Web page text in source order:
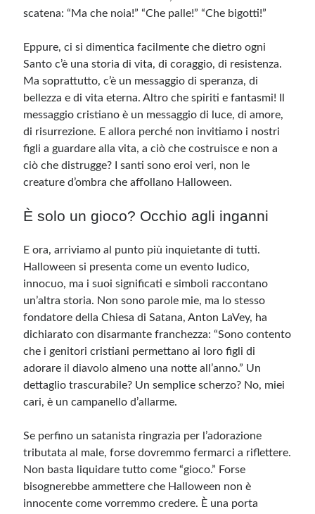
scatena: “Ma che noia!” “Che palle!” “Che bigotti!”
Eppure, ci si dimentica facilmente che dietro ogni
Santo c’è una storia di vita, di coraggio, di resistenza.
Ma soprattutto, c’è un messaggio di speranza, di
bellezza e di vita eterna. Altro che spiriti e fantasmi! Il
messaggio cristiano è un messaggio di luce, di amore,
di risurrezione. E allora perché non invitiamo i nostri
figli a guardare alla vita, a ciò che costruisce e non a
ciò che distrugge? I santi sono eroi veri, non le
creature d’ombra che affollano Halloween.
È solo un gioco? Occhio agli inganni
E ora, arriviamo al punto più inquietante di tutti.
Halloween si presenta come un evento ludico,
innocuo, ma i suoi significati e simboli raccontano
un’altra storia. Non sono parole mie, ma lo stesso
fondatore della Chiesa di Satana, Anton LaVey, ha
dichiarato con disarmante franchezza: “Sono contento
che i genitori cristiani permettano ai loro figli di
adorare il diavolo almeno una notte all’anno.” Un
dettaglio trascurabile? Un semplice scherzo? No, miei
cari, è un campanello d’allarme.
Se perfino un satanista ringrazia per l’adorazione
tributata al male, forse dovremmo fermarci a riflettere.
Non basta liquidare tutto come “gioco.” Forse
bisognerebbe ammettere che Halloween non è
innocente come vorremmo credere. È una porta